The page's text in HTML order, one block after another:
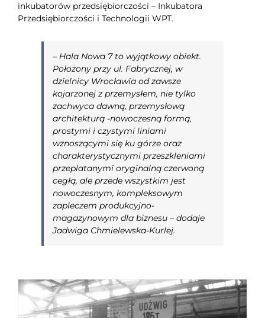
inkubatorów przedsiębiorczości – Inkubatora
Przedsiębiorczości i Technologii WPT.
– Hala Nowa 7 to wyjątkowy obiekt.
Położony przy ul. Fabrycznej, w
dzielnicy Wrocławia od zawsze
kojarzonej z przemysłem, nie tylko
zachwyca dawną, przemysłową
architekturą -nowoczesną formą,
prostymi i czystymi liniami
wznoszącymi się ku górze oraz
charakterystycznymi przeszkleniami
przeplatanymi oryginalną czerwoną
cegłą, ale przede wszystkim jest
nowoczesnym, kompleksowym
zapleczem produkcyjno-
magazynowym dla biznesu – dodaje
Jadwiga Chmielewska-Kurlej.